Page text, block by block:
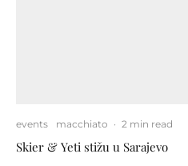
events macchiato · 2 min read
Skier & Yeti stižu u Sarajevo